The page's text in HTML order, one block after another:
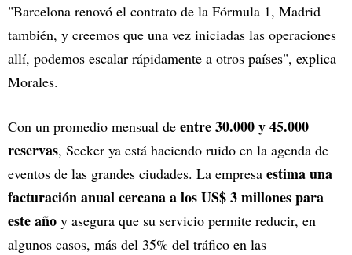
"Barcelona renovó el contrato de la Fórmula 1, Madrid
también, y creemos que una vez iniciadas las operaciones
allí, podemos escalar rápidamente a otros países", explica
Morales.
Con un promedio mensual de entre 30.000 y 45.000
reservas, Seeker ya está haciendo ruido en la agenda de
eventos de las grandes ciudades. La empresa estima una
facturación anual cercana a los US$ 3 millones para
este año y asegura que su servicio permite reducir, en
algunos casos, más del 35% del tráfico en las